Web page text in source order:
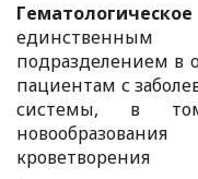
подразделением в
пациентам с
системы, в том
кроветворения